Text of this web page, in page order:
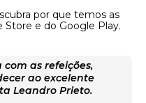
por que temos as
Store e do Google Play.
as refeições,
ao excelente
Leandro Prieto.